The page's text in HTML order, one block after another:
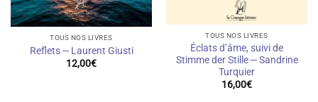
TOUS NOS LIVRES
Reflets — Laurent Giusti
12,00€
TOUS NOS LIVRES
Éclats d’âme, suivi de
Stimme der Stille — Sandrine
Turquier
16,00€